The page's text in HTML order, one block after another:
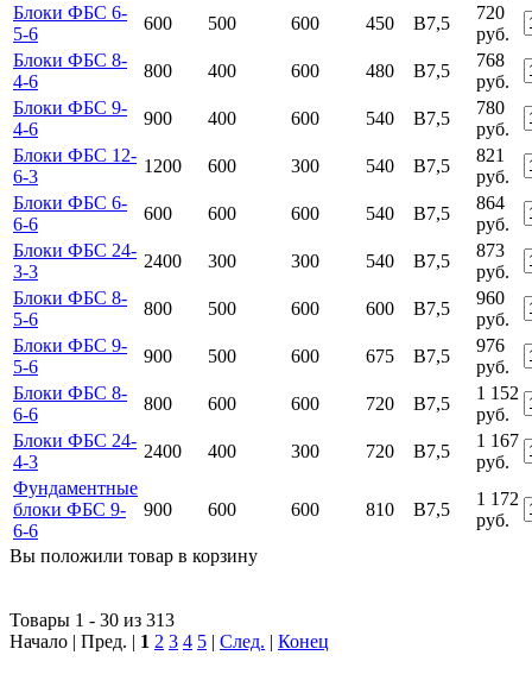
Блоки ФБС 6-
5-6
600 500 600 450 B7,5
720
руб.
Блоки ФБС 8-
4-6
800 400 600 480 B7,5
768
руб.
Блоки ФБС 9-
4-6
900 400 600 540 B7,5
780
руб.
Блоки ФБС 12-
6-3
1200 600 300 540 B7,5
821
руб.
Блоки ФБС 6-
6-6
600 600 600 540 B7,5
864
руб.
Блоки ФБС 24-
3-3
2400 300 300 540 B7,5
873
руб.
Блоки ФБС 8-
5-6
800 500 600 600 B7,5
960
руб.
Блоки ФБС 9-
5-6
900 500 600 675 B7,5
976
руб.
Блоки ФБС 8-
6-6
800 600 600 720 B7,5
1 152
руб.
Блоки ФБС 24-
4-3
2400 400 300 720 B7,5
1 167
руб.
Фундаментные
блоки ФБС 9-
6-6
900 600 600 810 B7,5
1 172
руб.
Вы положили товар в корзину
Товары 1 - 30 из 313
Начало | Пред. | 1 2 3 4 5 | След. | Конец